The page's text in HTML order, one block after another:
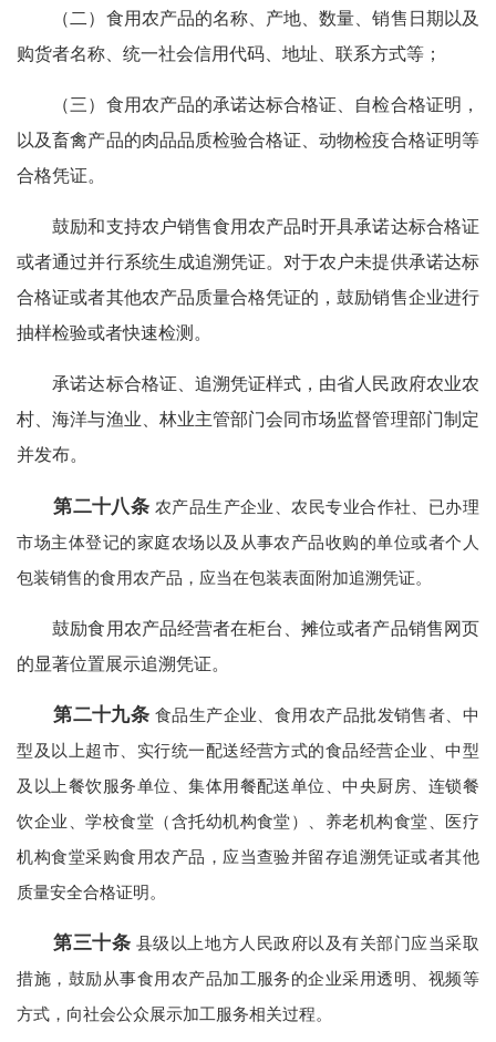
（二）食用农产品的名称、产地、数量、销售日期以及
购货者名称、统一社会信用代码、地址、联系方式等；
（三）食用农产品的承诺达标合格证、自检合格证明，
以及畜禽产品的肉品品质检验合格证、动物检疫合格证明等
合格凭证。
鼓励和支持农户销售食用农产品时开具承诺达标合格证
或者通过并行系统生成追溯凭证。对于农户未提供承诺达标
合格证或者其他农产品质量合格凭证的，鼓励销售企业进行
抽样检验或者快速检测。
承诺达标合格证、追溯凭证样式，由省人民政府农业农
村、海洋与渔业、林业主管部门会同市场监督管理部门制定
并发布。
第二十八条 农产品生产企业、农民专业合作社、已办理
市场主体登记的家庭农场以及从事农产品收购的单位或者个人
包装销售的食用农产品，应当在包装表面附加追溯凭证。
鼓励食用农产品经营者在柜台、摊位或者产品销售网页
的显著位置展示追溯凭证。
第二十九条 食品生产企业、食用农产品批发销售者、中
型及以上超市、实行统一配送经营方式的食品经营企业、中型
及以上餐饮服务单位、集体用餐配送单位、中央厨房、连锁餐
饮企业、学校食堂（含托幼机构食堂）、养老机构食堂、医疗
机构食堂采购食用农产品，应当查验并留存追溯凭证或者其他
质量安全合格证明。
第三十条 县级以上地方人民政府以及有关部门应当采取
措施，鼓励从事食用农产品加工服务的企业采用透明、视频等
方式，向社会公众展示加工服务相关过程。